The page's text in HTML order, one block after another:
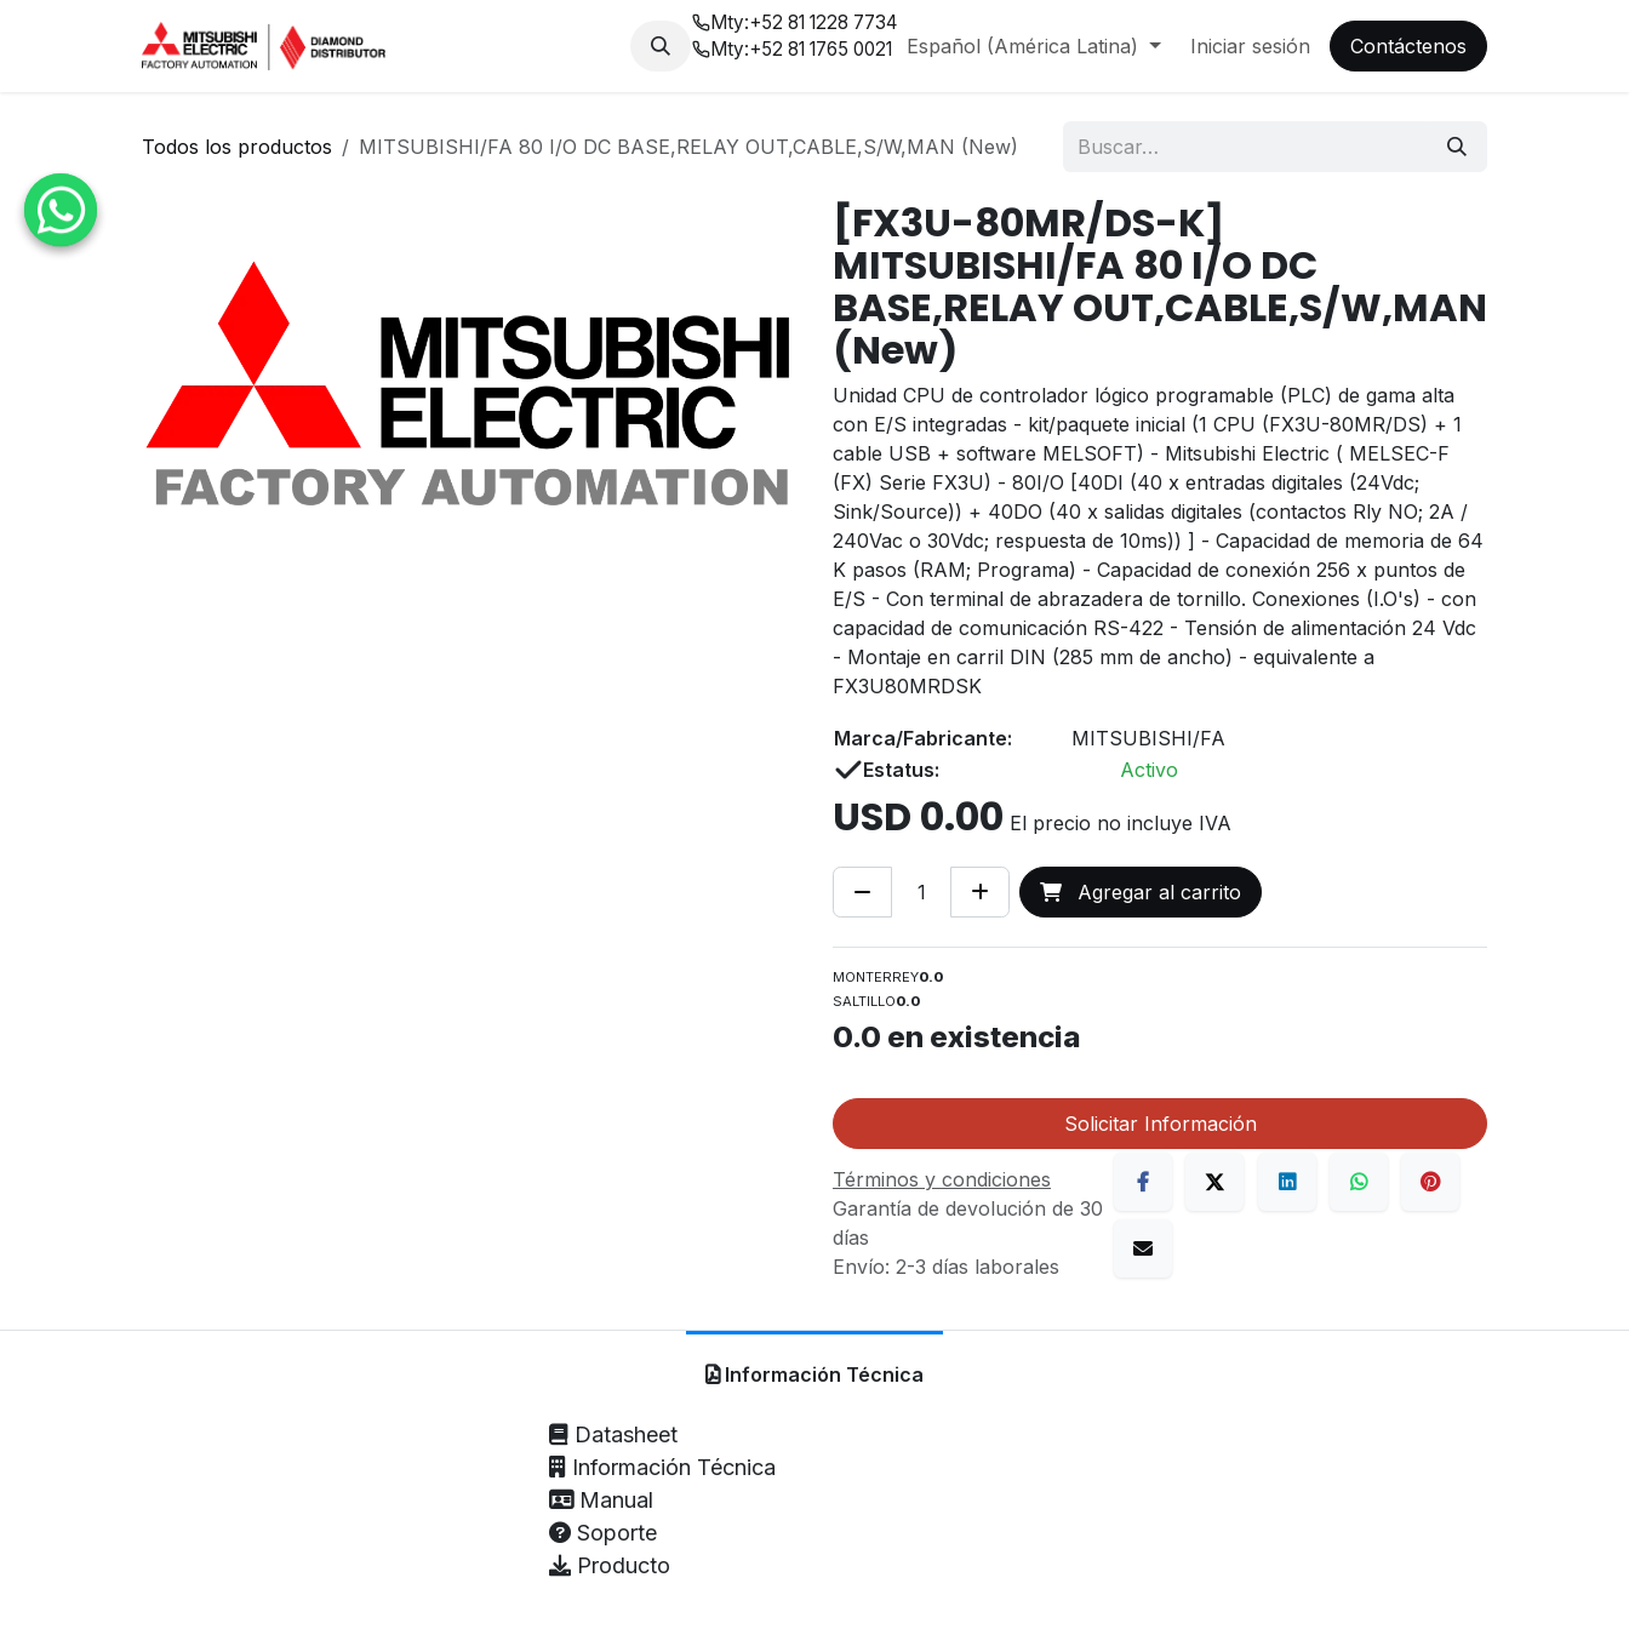
Nosotros Blog
Mty:+52 81 1228 7734
Mty:+52 81 1765 0021 Español (América Latina) Iniciar sesión Contáctenos
Todos los productos MITSUBISHI/FA 80 I/O DC BASE,RELAY OUT,CABLE,S/W,MAN (New)
[FX3U-80MR/DS-K]
MITSUBISHI/FA 80 I/O DC
BASE,RELAY OUT,CABLE,S/W,MAN
(New)
Unidad CPU de controlador lógico programable (PLC) de gama alta
con E/S integradas - kit/paquete inicial (1 CPU (FX3U-80MR/DS) + 1
cable USB + software MELSOFT) - Mitsubishi Electric ( MELSEC-F
(FX) Serie FX3U) - 80I/O [40DI (40 x entradas digitales (24Vdc;
Sink/Source)) + 40DO (40 x salidas digitales (contactos Rly NO; 2A /
240Vac o 30Vdc; respuesta de 10ms)) ] - Capacidad de memoria de 64
K pasos (RAM; Programa) - Capacidad de conexión 256 x puntos de
E/S - Con terminal de abrazadera de tornillo. Conexiones (I.O's) - con
capacidad de comunicación RS-422 - Tensión de alimentación 24 Vdc
- Montaje en carril DIN (285 mm de ancho) - equivalente a
FX3U80MRDSK
Marca/Fabricante:
MITSUBISHI/FA
Estatus:
Activo
USD 0.00 El precio no incluye IVA
Agregar al carrito
MONTERREY0.0
SALTILLO0.0
0.0 en existencia
Solicitar Información
Términos y condiciones
Garantía de devolución de 30
días
Envío: 2-3 días laborales
Información Técnica
Datasheet
Información Técnica
Manual
Soporte
Producto